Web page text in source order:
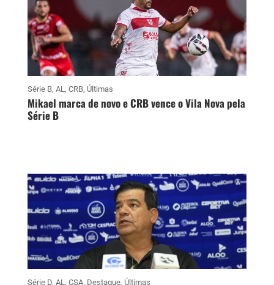
Série B, AL CRB, Últimas
Mikael marca de novo e CRB vence o Vila Nova pela
Série B
Série D, AL CSA, Destaque, Últimas